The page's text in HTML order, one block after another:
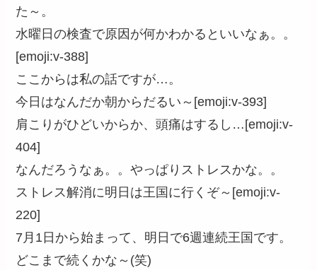
た～。
水曜日の検査で原因が何かわかるといいなぁ。。
[emoji:v-388]
ここからは私の話ですが…。
今日はなんだか朝からだるい～[emoji:v-393]
肩こりがひどいからか、頭痛はするし…[emoji:v-
404]
なんだろうなぁ。。やっぱりストレスかな。。
ストレス解消に明日は王国に行くぞ～[emoji:v-
220]
7月1日から始まって、明日で6週連続王国です。
どこまで続くかな～(笑)